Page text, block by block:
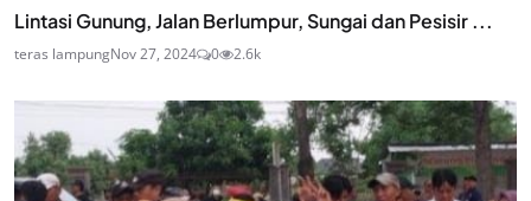
Lintasi Gunung, Jalan Berlumpur, Sungai dan Pesisir ...
teras lampungNov 27, 2024 0 2.6k